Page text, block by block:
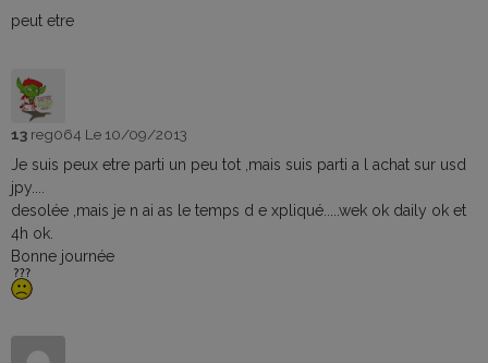
peut etre
13 reg064 Le 10/09/2013
Je suis peux etre parti un peu tot ,mais suis parti a l achat sur usd
jpy....
desolée ,mais je n ai as le temps d e xpliqué.....wek ok daily ok et
4h ok.
Bonne journée